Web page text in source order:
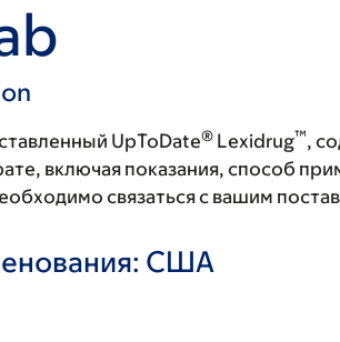
UpToDate® Lexidrug™,
включая показания, способ
связаться с вашим
США